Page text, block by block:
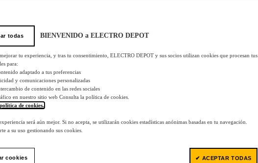
todas BIENVENIDO a ELECTRO DEPOT
tu experiencia, y tras tu consentimiento, ELECTRO DEPOT y sus socios utilizan cookies que procesan tus
para:
adaptado a tus preferencias
y comunicaciones personalizadas
de contenido en las redes sociales
en nuestro sitio web Consulta la política de cookies.
de cookies.
será aún mejor. Si no acepta, se utilizarán cookies estadísticas anónimas basadas en tu navegación.
a su uso gestionando sus cookies.
cookies ✔ ACEPTAR TODAS